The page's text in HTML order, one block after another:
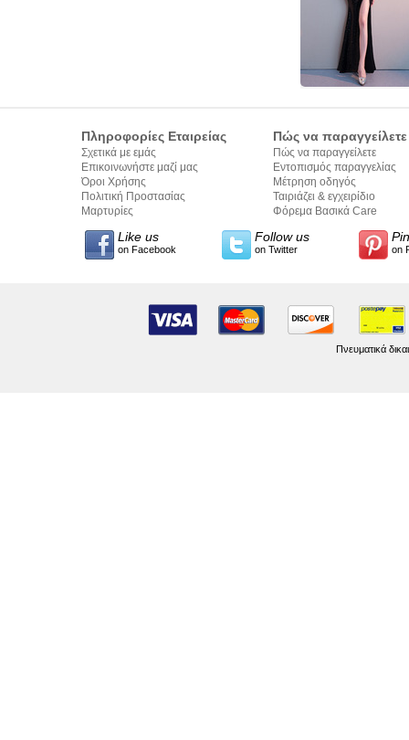
Πληροφορίες Εταιρείας
Σχετικά με εμάς
Επικοινωνήστε μαζί μας
Όροι Χρήσης
Πολιτική Προστασίας
Προσωπικών Δεδομένων
Μαρτυρίες
Πώς να παραγγείλετε
Πώς να παραγγείλετε
Εντοπισμός παραγγελίας
Μέτρηση οδηγός
Ταιριάζει & εγχειρίδιο
σύνταξης κειμένων
Φόρεμα Βασικά Care
Like us
on Facebook
Follow us
on Twitter on
Πνευματικά